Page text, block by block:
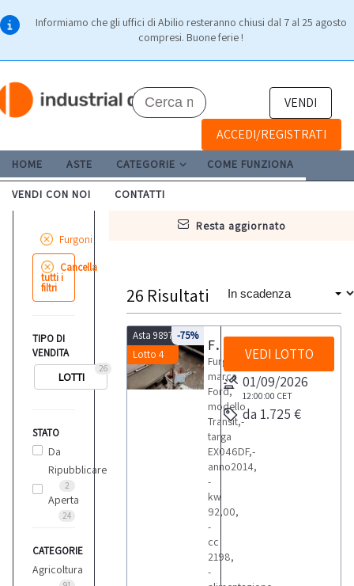
Informiamo che gli uffici di Abilio resteranno chiusi dal 7 al 25 agosto
compresi. Buone ferie !
VENDI
ACCEDI/REGISTRATI
HOME ASTE CATEGORIE COME FUNZIONA
VENDI CON NOI CONTATTI
resta aggiornato
Furgoni
Cancella
tutti i
filtri
TIPO DI
VENDITA
26
LOTTI
STATO
Da
Ripubblicare
2
Aperta
24
CATEGORIE
Agricoltura
26 Risultati
Asta 9897
Lotto 4
-75%
Furgone Ford Transit
Furgone
marca
Ford,
modello
Transit,-
targa
EX046DF,-
anno2014,
-
kw
92,00,
-
cc
2198,
-
VEDI LOTTO
01/09/2026
12:00:00 CET
da 1.725 €